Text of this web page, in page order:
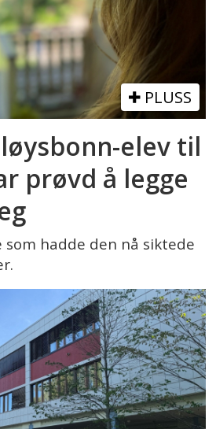
PLUSS
elev til
prøvd å legge
som hadde den nå siktede